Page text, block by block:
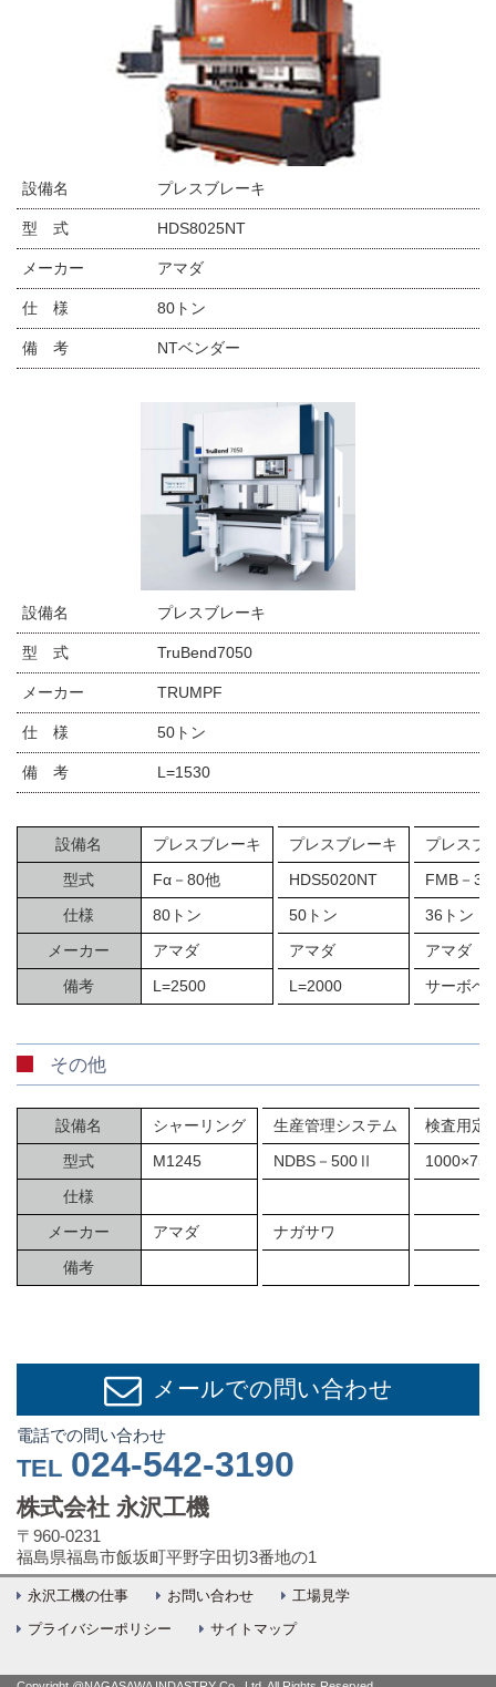
設備名 プレスブレーキ
型 式 HDS8025NT
メーカー アマダ
仕 様 80トン
備 考 NTベンダー
設備名 プレスブレーキ
型 式 TruBend7050
メーカー TRUMPF
仕 様 50トン
備 考 L=1530
設備名
型式
仕様
メーカー
備考
プレスブレーキ
Fα－80他
80トン
アマダ
L=2500
プレスブレーキ
HDS5020NT
50トン
アマダ
L=2000
プレスブ
FMB－
36トン
アマダ
サーボベ
その他
設備名
型式
仕様
メーカー
備考
シャーリング
M1245
アマダ
生産管理システム
NDBS－500Ⅱ
ナガサワ
検査用定
1000×750
メールでの問い合わせ
電話での問い合わせ
TEL 024-542-3190
株式会社 永沢工機
〒960-0231
福島県福島市飯坂町平野字田切3番地の1
永沢工機の仕事 お問い合わせ 工場見学
プライバシーポリシー サイトマップ